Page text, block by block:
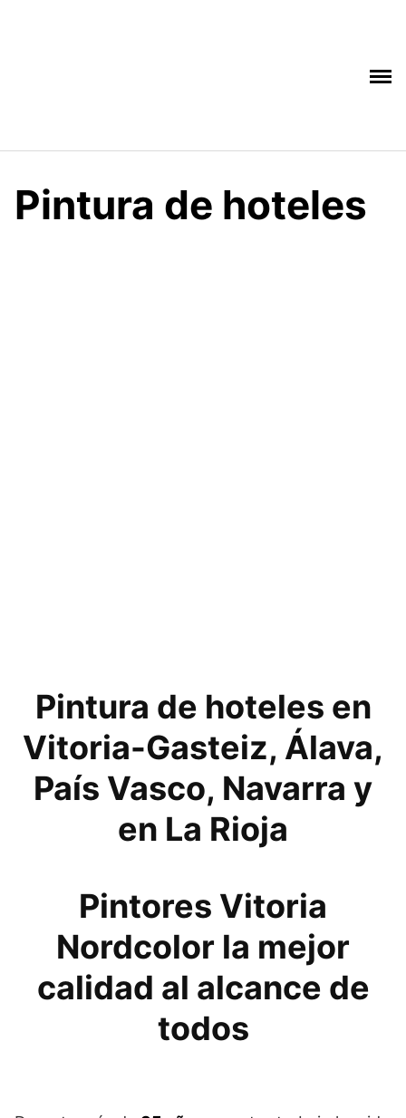
Pintura de hoteles
Pintura de hoteles en
Vitoria-Gasteiz, Álava,
País Vasco, Navarra y
en La Rioja
Pintores Vitoria
Nordcolor la mejor
calidad al alcance de
todos